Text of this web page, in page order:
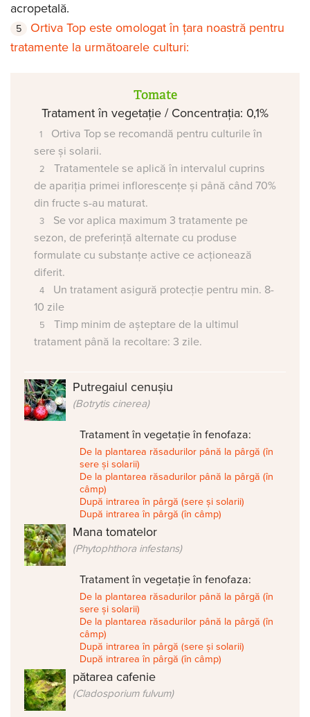
acropetală.
Ortiva Top este omologat în țara noastră pentru
tratamente la următoarele culturi:
Tomate
Tratament în vegetație / Concentrația: 0,1%
Ortiva Top se recomandă pentru culturile în
sere și solarii.
Tratamentele se aplică în intervalul cuprins
de apariția primei inflorescențe și până când 70%
din fructe s-au maturat.
Se vor aplica maximum 3 tratamente pe
sezon, de preferință alternate cu produse
formulate cu substanțe active ce acționează
diferit.
Un tratament asigură protecție pentru min. 8-
10 zile
Timp minim de așteptare de la ultimul
tratament până la recoltare: 3 zile.
Putregaiul cenușiu
(Botrytis cinerea)
Tratament în vegetație în fenofaza:
De la plantarea răsadurilor până la pârgă (în
sere și solarii)
De la plantarea răsadurilor până la pârgă (în
câmp)
După intrarea în pârgă (sere și solarii)
După intrarea în pârgă (în câmp)
Mana tomatelor
(Phytophthora infestans)
Tratament în vegetație în fenofaza:
De la plantarea răsadurilor până la pârgă (în
sere și solarii)
De la plantarea răsadurilor până la pârgă (în
câmp)
După intrarea în pârgă (sere și solarii)
După intrarea în pârgă (în câmp)
pătarea cafenie
(Cladosporium fulvum)